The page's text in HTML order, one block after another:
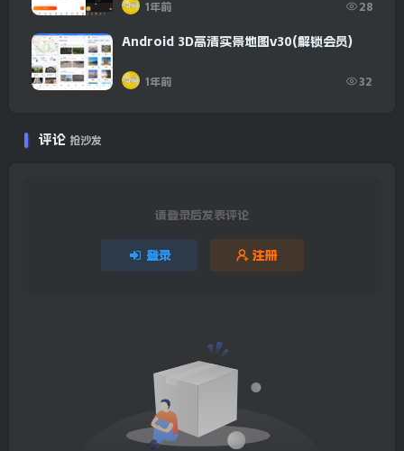
1年前 28
Android 3D高清实景地图v30(解锁会员)
1年前 32
评论 抢沙发
请登录后发表评论
登录 注册